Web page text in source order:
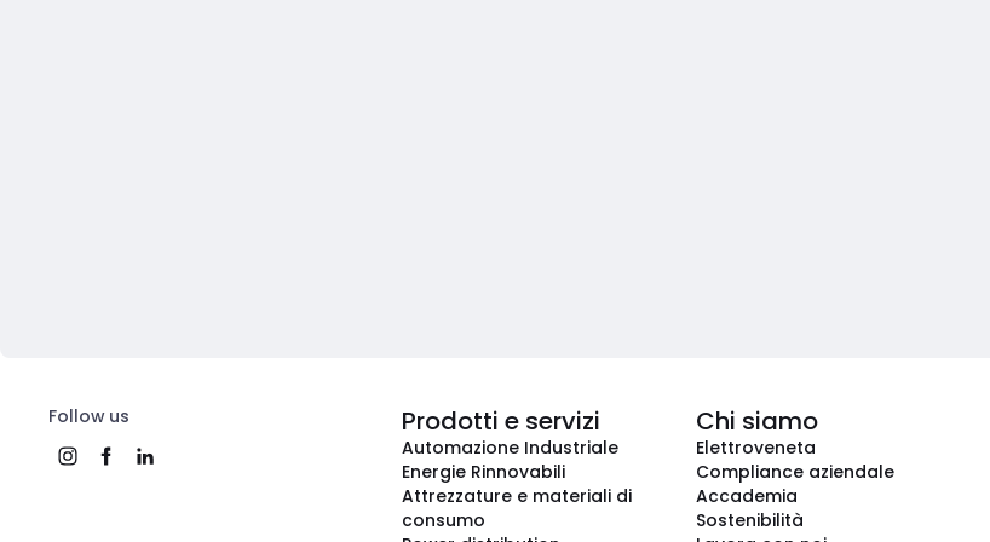
Follow us Prodotti e servizi
Automazione Industriale
Energie Rinnovabili
Attrezzature e materiali di
consumo
Chi siamo
Elettroveneta
Compliance aziendale
Accademia
Sostenibilità